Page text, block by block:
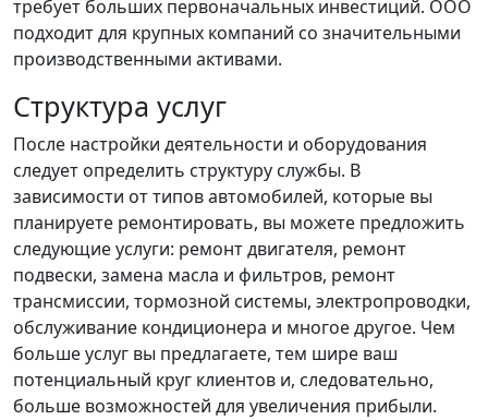
требует больших первоначальных инвестиций. ООО
подходит для крупных компаний со значительными
производственными активами.
Структура услуг
После настройки деятельности и оборудования
следует определить структуру службы. В
зависимости от типов автомобилей, которые вы
планируете ремонтировать, вы можете предложить
следующие услуги: ремонт двигателя, ремонт
подвески, замена масла и фильтров, ремонт
трансмиссии, тормозной системы, электропроводки,
обслуживание кондиционера и многое другое. Чем
больше услуг вы предлагаете, тем шире ваш
потенциальный круг клиентов и, следовательно,
больше возможностей для увеличения прибыли.